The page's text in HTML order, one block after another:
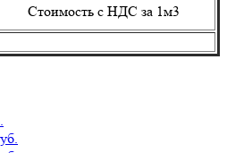
Стоимость с НДС за 1м3